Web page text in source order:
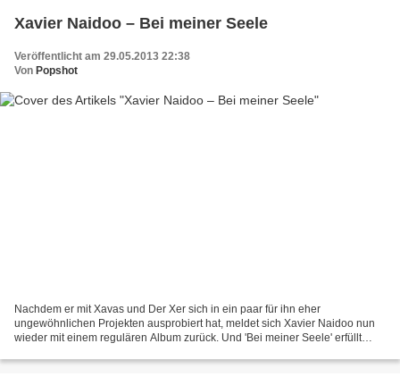
Xavier Naidoo – Bei meiner Seele
Veröffentlicht am 29.05.2013 22:38
Von Popshot
Nachdem er mit Xavas und Der Xer sich in ein paar für ihn eher
ungewöhnlichen Projekten ausprobiert hat, meldet sich Xavier Naidoo nun
wieder mit einem regulären Album zurück. Und 'Bei meiner Seele' erfüllt